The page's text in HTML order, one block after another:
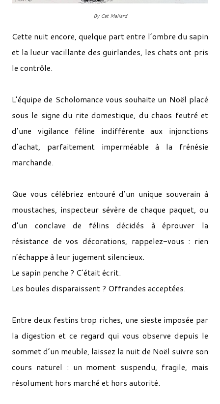
By Cat Mallard
Cette nuit encore, quelque part entre l’ombre du sapin
et la lueur vacillante des guirlandes, les chats ont pris
le contrôle.
L’équipe de Scholomance vous souhaite un Noël placé
sous le signe du rite domestique, du chaos feutré et
d’une vigilance féline indifférente aux injonctions
d’achat, parfaitement imperméable à la frénésie
marchande.
Que vous célébriez entouré d’un unique souverain à
moustaches, inspecteur sévère de chaque paquet, ou
d’un conclave de félins décidés à éprouver la
résistance de vos décorations, rappelez-vous : rien
n’échappe à leur jugement silencieux.
Le sapin penche ? C’était écrit.
Les boules disparaissent ? Offrandes acceptées.
Entre deux festins trop riches, une sieste imposée par
la digestion et ce regard qui vous observe depuis le
sommet d’un meuble, laissez la nuit de Noël suivre son
cours naturel : un moment suspendu, fragile, mais
résolument hors marché et hors autorité.